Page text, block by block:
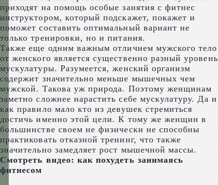
приходят на помощь особые занятия с фитнес
инструктором, который подскажет, покажет и
поможет составить оптимальный вариант не
только тренировки, но и питания.
Также еще одним важным отличием мужского тело
от женского является существенно разный уровень
мускулатуры. Разумеется, женский организм
содержит значительно меньше мышечных чем
мужской. Такова уж природа. Поэтому женщинам
заметно сложнее нарастить себе мускулатуру. Да и
как правило мало кто из девушек стремиться
достичь именно этой цели. К тому же женщин в
большинстве своем не физически не способны
практиковать отказной тренинг, что также
значительно замедляет рост мышечной массы.
Смотреть видео: как похудеть занимаясь
фитнесом